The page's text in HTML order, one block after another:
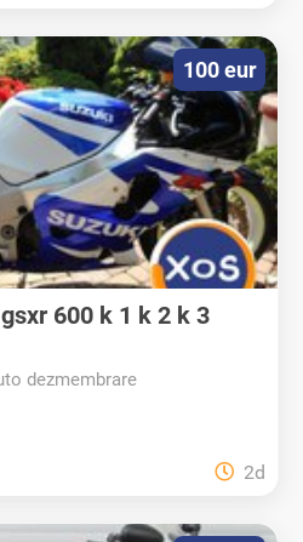
600 k 1 k 2 k 3
dezmembrare
100 eur
2d